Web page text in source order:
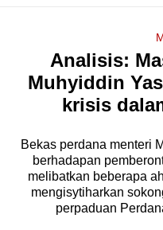
MenuAnalisis:
Muhyiddin
krisis
Bekas perdana menteri
berhadapan
melibatkan beberapa
mengisytiharkan
perpaduan
longer
supported
We
know
it's